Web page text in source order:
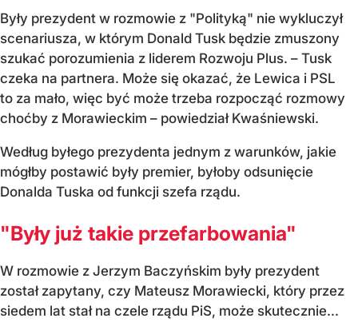
Były prezydent w rozmowie z "Polityką" nie wykluczył
scenariusza, w którym Donald Tusk będzie zmuszony
szukać porozumienia z liderem Rozwoju Plus. – Tusk
czeka na partnera. Może się okazać, że Lewica i PSL
to za mało, więc być może trzeba rozpocząć rozmowy
choćby z Morawieckim – powiedział Kwaśniewski.
Według byłego prezydenta jednym z warunków, jakie
mógłby postawić były premier, byłoby odsunięcie
Donalda Tuska od funkcji szefa rządu.
"Były już takie przefarbowania"
W rozmowie z Jerzym Baczyńskim były prezydent
został zapytany, czy Mateusz Morawiecki, który przez
siedem lat stał na czele rządu PiS, może skutecznie...